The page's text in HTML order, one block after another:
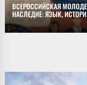
ВСЕРОССИЙСКАЯ
НАСЛЕДИЕ: ЯЗЫК,